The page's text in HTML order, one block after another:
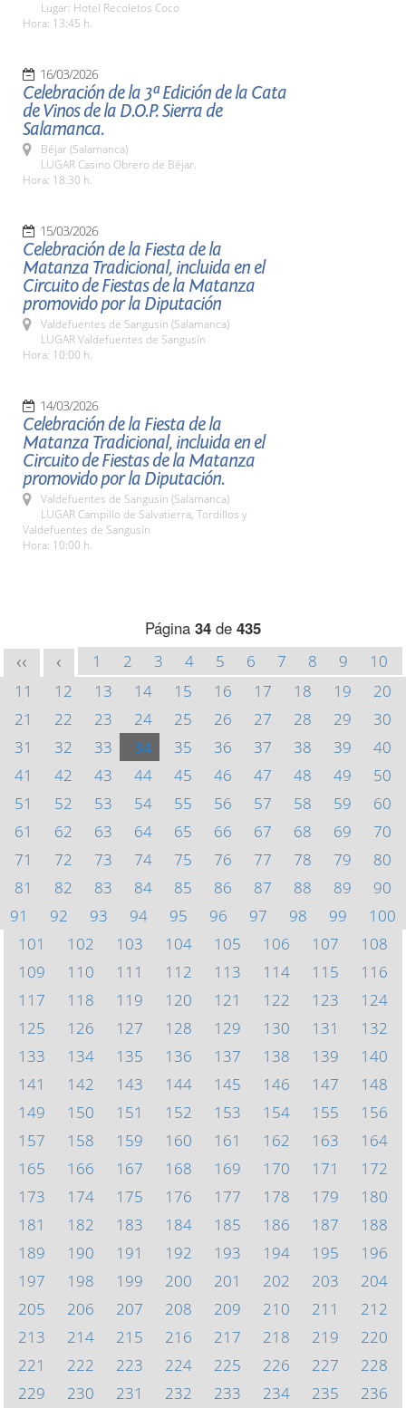
Lugar: Hotel Recoletos Coco
Hora: 13:45 h.
16/03/2026
Celebración de la 3ª Edición de la Cata
de Vinos de la D.O.P. Sierra de
Salamanca.
Béjar (Salamanca)
LUGAR Casino Obrero de Béjar.
Hora: 18:30 h.
15/03/2026
Celebración de la Fiesta de la
Matanza Tradicional, incluida en el
Circuito de Fiestas de la Matanza
promovido por la Diputación
Valdefuentes de Sangusín (Salamanca)
LUGAR Valdefuentes de Sangusín
Hora: 10:00 h.
14/03/2026
Celebración de la Fiesta de la
Matanza Tradicional, incluida en el
Circuito de Fiestas de la Matanza
promovido por la Diputación.
Valdefuentes de Sangusín (Salamanca)
LUGAR Campillo de Salvatierra, Tordillos y
Valdefuentes de Sangusín
Hora: 10:00 h.
Página 34 de 435
<< < 1 2 3 4 5 6 7 8 9
10
11
12 13 14 15 16 17 18 19
20
21
22 23 24 25 26 27 28 29
30
31
32 33 34 35 36 37 38 39
40
41
42 43 44 45 46 47 48 49
50
51
52 53 54 55 56 57 58 59
60
61
62 63 64 65 66 67 68 69
70
71
72 73 74 75 76 77 78 79
80
81
82 83 84 85 86 87 88 89
90
91
92 93 94 95 96 97 98 99
100
101
102 103 104 105 106 107
108
109
110 111 112 113 114 115
116
117
118 119 120 121 122 123
124
125
126 127 128 129 130 131
132
133
134 135 136 137 138 139
140
141
142 143 144 145 146 147
148
149
150 151 152 153 154 155
156
157
158 159 160 161 162 163
164
165
166 167 168 169 170 171
172
173
174 175 176 177 178 179
180
181
182 183 184 185 186 187
188
189
190 191 192 193 194 195
196
197
198 199 200 201 202 203
204
205
206 207 208 209 210 211
212
213
214 215 216 217 218 219
220
221
222 223 224 225 226 227
228
229
230 231 232 233 234 235
236